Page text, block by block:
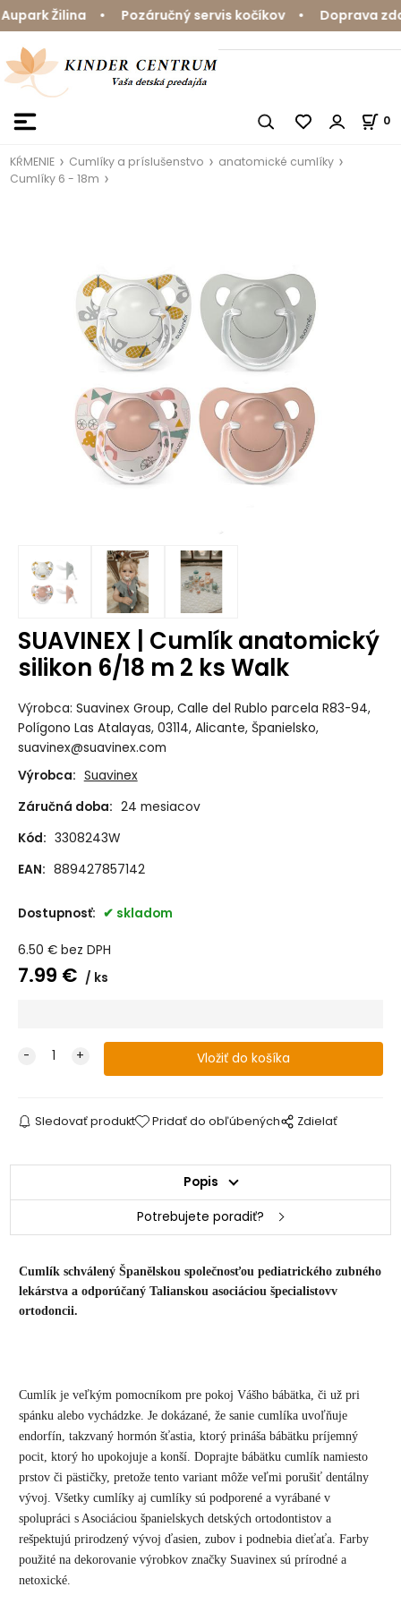
Žilina • Pozáručný servis kočíkov • Doprava
0
KŔMENIE Cumlíky a príslušenstvo
anatomické cumlíky
Cumlíky 6 - 18m
SUAVINEX | Cumlík anatomický
silikon 6/18 m 2 ks Walk
Výrobca: Suavinex Group, Calle del Rublo parcela R83-94,
Polígono Las Atalayas, 03114, Alicante, Španielsko,
suavinex@suavinex.com
Výrobca: Suavinex
Záručná doba: 24 mesiacov
Kód: 3308243W
EAN: 889427857142
Dostupnosť: skladom
6.50 € bez DPH
7.99 € ks
Sledovať produkt Pridať do obľúbených Zdielať
Popis
Potrebujete poradiť?
Cumlík schválený Španělskou společnosťou pediatrického zubného
lekárstva a odporúčaný Talianskou asociáciou špecialistovv
ortodoncii.
Cumlík je veľkým pomocníkom pre pokoj Vášho bábätka, či už pri
spánku alebo vychádzke. Je dokázané, že sanie cumlíka uvoľňuje
endorfín, takzvaný hormón šťastia, ktorý prináša bábätku príjemný
pocit, ktorý ho upokojuje a konší. Doprajte bábätku cumlík namiesto
prstov či pästičky, pretože tento variant môže veľmi porušiť dentálny
vývoj. Všetky cumlíky aj cumlíky sú podporené a vyrábané v
spolupráci s Asociáciou španielskych detských ortodontistov a
rešpektujú prirodzený vývoj ďasien, zubov i podnebia dieťaťa. Farby
použité na dekorovanie výrobkov značky Suavinex sú prírodné a
netoxické.